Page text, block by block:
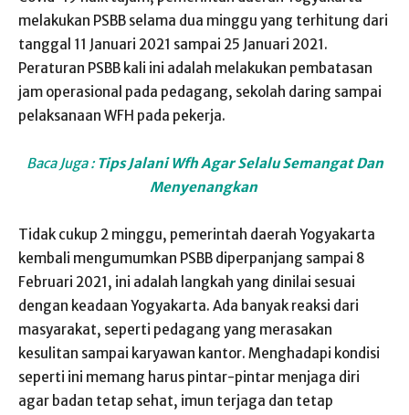
melakukan PSBB selama dua minggu yang terhitung dari
tanggal 11 Januari 2021 sampai 25 Januari 2021.
Peraturan PSBB kali ini adalah melakukan pembatasan
jam operasional pada pedagang, sekolah daring sampai
pelaksanaan WFH pada pekerja.
Baca Juga :Tips Jalani Wfh Agar Selalu Semangat Dan
Menyenangkan
Tidak cukup 2 minggu, pemerintah daerah Yogyakarta
kembali mengumumkan PSBB diperpanjang sampai 8
Februari 2021, ini adalah langkah yang dinilai sesuai
dengan keadaan Yogyakarta. Ada banyak reaksi dari
masyarakat, seperti pedagang yang merasakan
kesulitan sampai karyawan kantor. Menghadapi kondisi
seperti ini memang harus pintar-pintar menjaga diri
agar badan tetap sehat, imun terjaga dan tetap